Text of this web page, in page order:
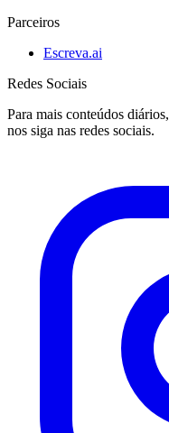
Parceiros
Escreva.ai
Redes Sociais
Para mais conteúdos diários,
nos siga nas redes sociais.